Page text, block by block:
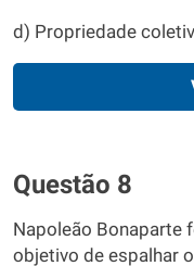
d) Propriedade
Questão 8
Napoleão Bonaparte
objetivo de espalhar